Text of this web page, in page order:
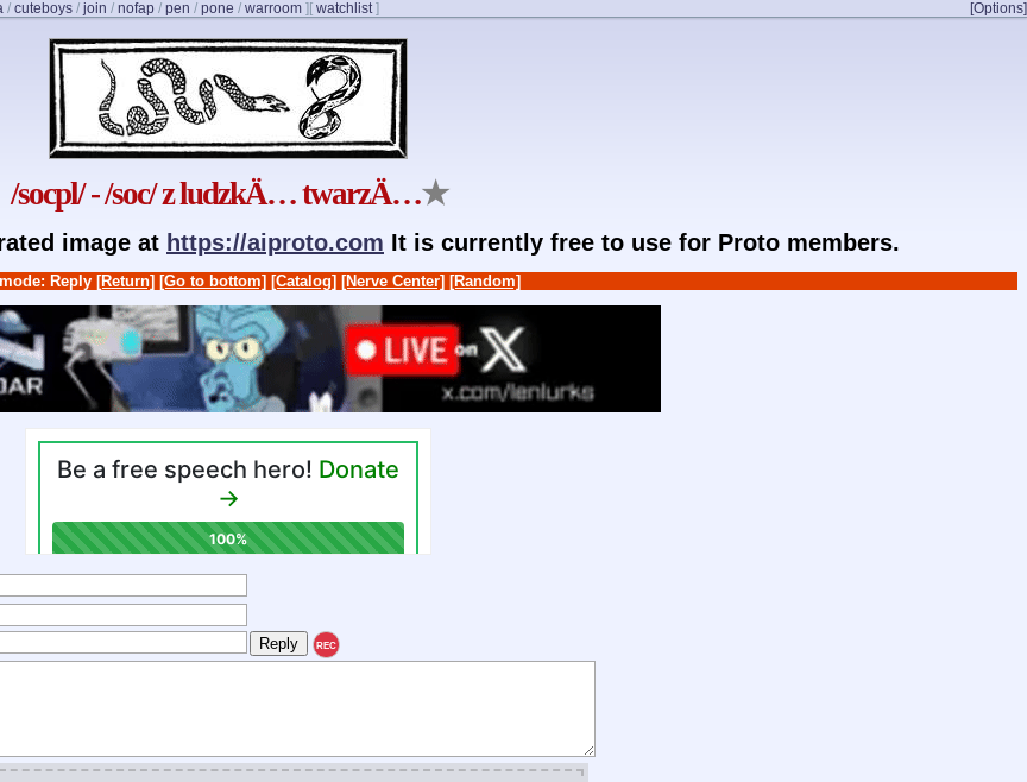
/ cuteboys / join / nofap / pen / pone / warroom ] [Options]
[ watchlist]
/socpl/ - /soc/ z ludzkÄ… twarzÄ…★
image at https://aiproto.com It is currently free to use for Proto members.
Reply [Return] [Go to bottom] [Catalog] [Nerve Center] [Random]
REC